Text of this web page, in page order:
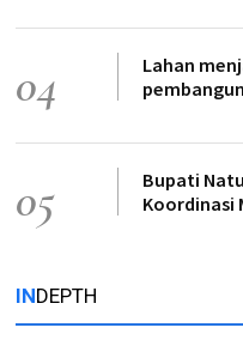
04
Lahan
05
Bupati
Koordinasi
INDEPTH